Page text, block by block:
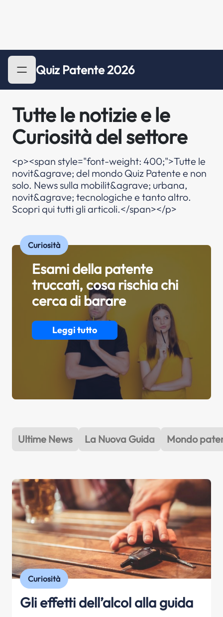
Quiz Patente 2026
Tutte le notizie e le
Curiosità del settore
<p><span style="font-weight: 400;">Tutte le
novit&agrave; del mondo Quiz Patente e non
solo. News sulla mobilit&agrave; urbana,
novit&agrave; tecnologiche e tanto altro.
Scopri qui tutti gli articoli.</span></p>
Esami della patente
truccati, cosa rischia chi
cerca di barare
Leggi tutto
Curiosità
Ultime News La Nuova Guida Mondo
Gli effetti dell’alcol alla guida
Curiosità